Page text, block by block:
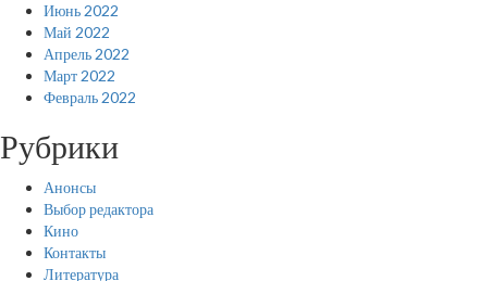
Июнь 2022
Май 2022
Апрель 2022
Март 2022
Февраль 2022
Рубрики
Анонсы
Выбор редактора
Кино
Контакты
Литература